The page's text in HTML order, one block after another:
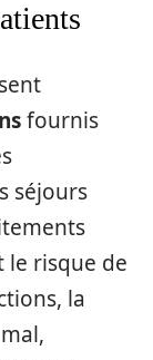
fournis
séjours
le risque de
la